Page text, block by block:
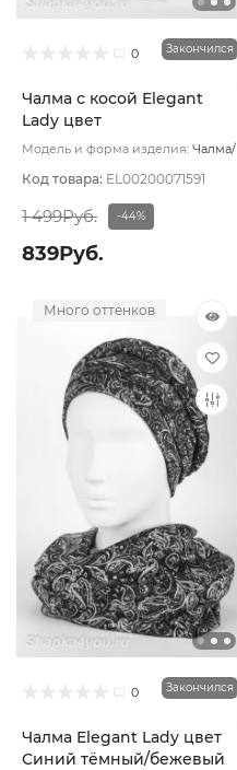
0 Закончился
Чалма с косой Elegant
Lady цвет
Комбинированный
Модель и форма изделия: Чалма/
Бордовый
Код товара: EL00200071591
1 499Руб. -44%
839Руб.
Много оттенков
0 Закончился
Чалма Elegant Lady цвет
Синий тёмный/бежевый